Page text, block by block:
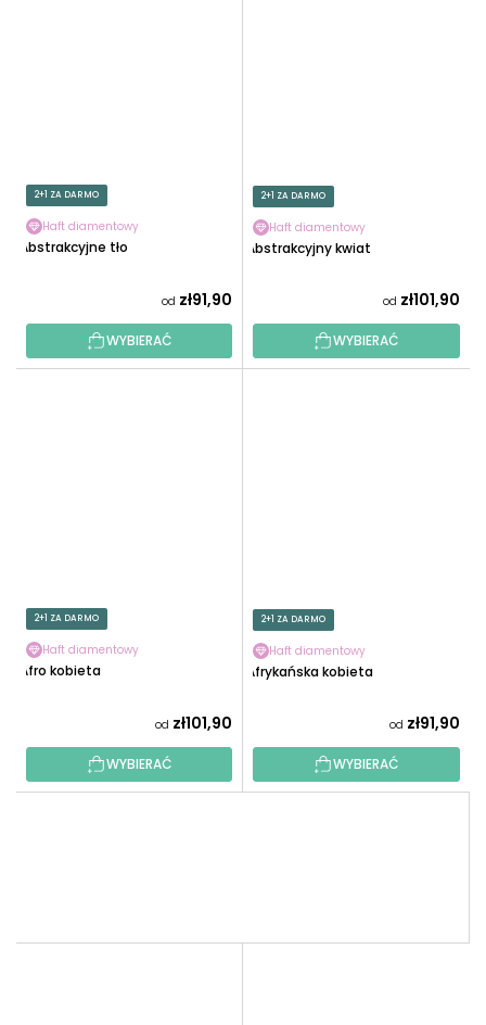
2+1 ZA DARMO
Haft diamentowy
Abstrakcyjne tło
od zł91,90
WYBIERAĆ
2+1 ZA DARMO
Haft diamentowy
Abstrakcyjny kwiat
od zł101,90
WYBIERAĆ
2+1 ZA DARMO
Haft diamentowy
Afro kobieta
od zł101,90
WYBIERAĆ
2+1 ZA DARMO
Haft diamentowy
Afrykańska kobieta
od zł91,90
WYBIERAĆ